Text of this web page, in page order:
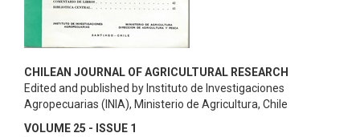
CHILEAN JOURNAL OF AGRICULTURAL RESEARCH
Edited and published by Instituto de Investigaciones
Agropecuarias (INIA), Ministerio de Agricultura, Chile
VOLUME 25 - ISSUE 1